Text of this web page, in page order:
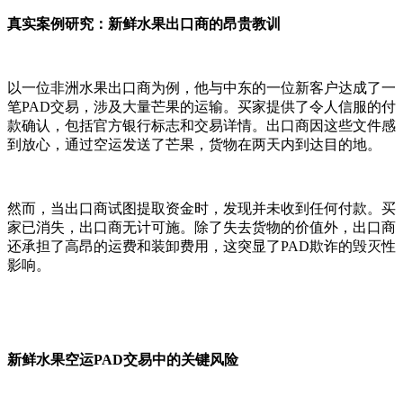
真实案例研究：新鲜水果出口商的昂贵教训
以一位非洲水果出口商为例，他与中东的一位新客户达成了一
笔PAD交易，涉及大量芒果的运输。买家提供了令人信服的付
款确认，包括官方银行标志和交易详情。出口商因这些文件感
到放心，通过空运发送了芒果，货物在两天内到达目的地。
然而，当出口商试图提取资金时，发现并未收到任何付款。买
家已消失，出口商无计可施。除了失去货物的价值外，出口商
还承担了高昂的运费和装卸费用，这突显了PAD欺诈的毁灭性
影响。
新鲜水果空运PAD交易中的关键风险